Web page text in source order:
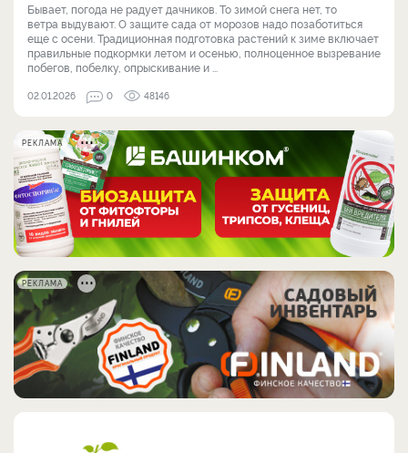
Бывает, погода не радует дачников. То зимой снега нет, то
ветра выдувают. О защите сада от морозов надо позаботиться
еще с осени. Традиционная подготовка растений к зиме включает
правильные подкормки летом и осенью, полноценное вызревание
побегов, побелку, опрыскивание и ...
02.01.2026 0 48146
РЕКЛАМА
РЕКЛАМА